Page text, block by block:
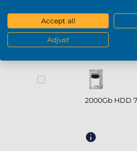
5000MB/s)
2000Gb HDD
Accept all
Adjust